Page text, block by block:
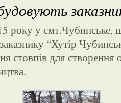
року у смт.Чубинське,
“Хутір
стовпів для створення